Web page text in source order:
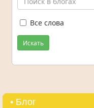
Все слова
Искать
• Блог